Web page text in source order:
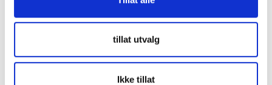
tillat utvalg
Ikke tillat
längder. Det finns en rak modell och en modell med 90
graders vinkel.